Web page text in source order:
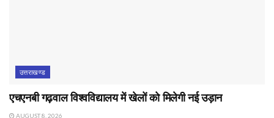
उत्तराखण्ड
एचएनबी गढ़वाल विश्वविद्यालय में खेलों को मिलेगी नई उड़ान
AUGUST 8, 2026